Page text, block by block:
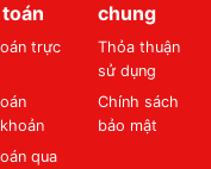
trực
qua
chung
Thỏa thuận
sử dụng
Chính sách
bảo mật